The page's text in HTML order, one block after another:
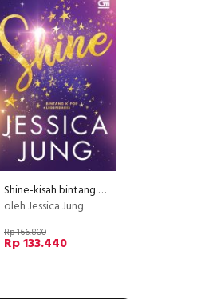
Shine-kisah bintang K-Pop legendaris dan paling terkenal di Korea
oleh Jessica Jung
Rp 166.800
Rp 133.440